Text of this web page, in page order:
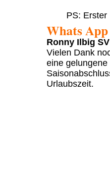
PS: Erster
Whats
Ronny Ilbig
Vielen Dank
eine
Urlaubszeit.